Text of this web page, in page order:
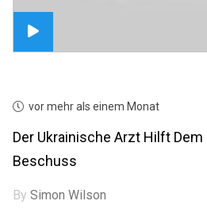
vor mehr als einem Monat
Der Ukrainische Arzt Hilft Dem
Beschuss
BySimon Wilson